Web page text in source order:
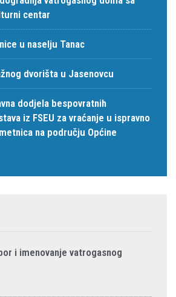
centar
u naselju Tanac
dvorišta u Jasenovcu
dodjela bespovratnih
iz FSEU za vraćanje u ispravno
na području Općine
i imenovanje vatrogasnog